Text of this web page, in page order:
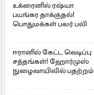
உக்ரைனில் ரஷ்யா
பயங்கர தாக்குதல்!
பொதுமக்கள் பலர் பலி
ஈரானில் கேட்ட வெடிப்பு
சத்தங்கள்! ஹோர்முஸ்
நுழைவாயிலில் பதற்றம்